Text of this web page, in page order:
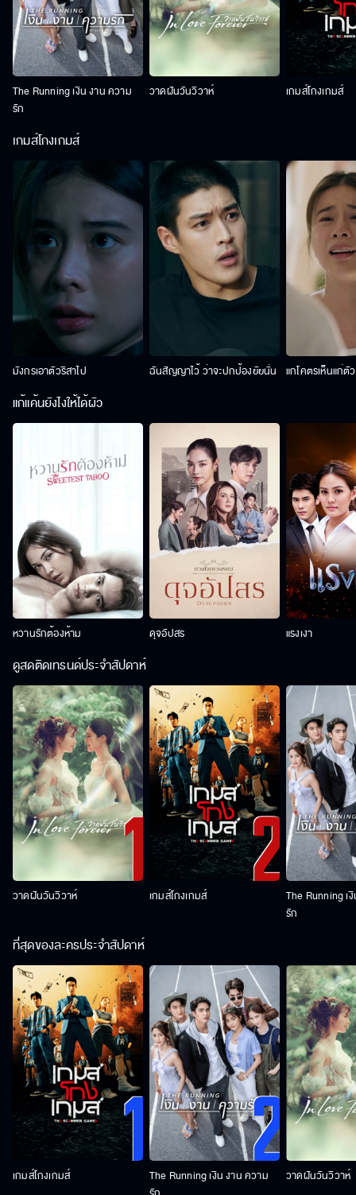
The Running เงิน งาน ความ
รัก
วาดฝันวันวิวาห์ เกมส์โกงเกมส์
เกมส์โกงเกมส์
มังกรเอาตัวริสาไป ฉันสัญญาไว้ ว่าจะปกป้องยัยนั่น แกโคตรเห็นแก่ตั
แก้แค้นยังไงให้ได้ผัว
หวานรักต้องห้าม ดุจอัปสร แรงเงา
ดูสดติดเทรนด์ประจำสัปดาห์
วาดฝันวันวิวาห์ เกมส์โกงเกมส์
The Running เ
รัก
ที่สุดของละครประจำสัปดาห์
เกมส์โกงเกมส์
The Running เงิน งาน ความ
วาดฝันวันวิวาห์